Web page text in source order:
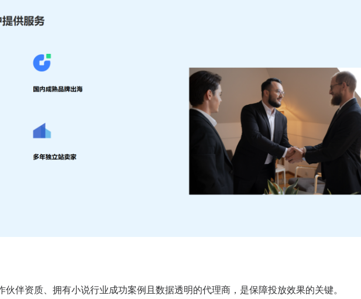
伴资质、拥有小说行业成功案例且数据透明的代理商，是保障投放效果的关键。